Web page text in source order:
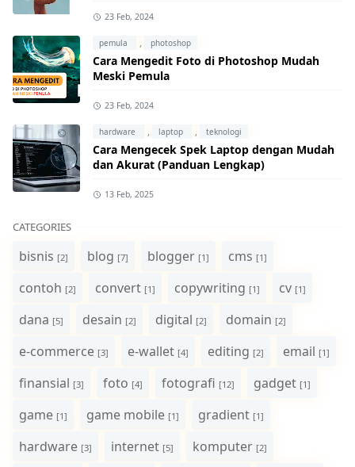
23 Feb, 2024
pemula , photoshop
Cara Mengedit Foto di Photoshop Mudah
Meski Pemula
23 Feb, 2024
hardware , laptop , teknologi
Cara Mengecek Spek Laptop dengan Mudah
dan Akurat (Panduan Lengkap)
13 Feb, 2025
CATEGORIES
bisnis [2] blog [7] blogger [1] cms [1]
contoh [2] convert [1] copywriting [1] cv [1]
dana [5] desain [2] digital [2] domain [2]
e-commerce [3] e-wallet [4] editing [2] email [1]
finansial [3] foto [4] fotografi [12] gadget [1]
game [1] game mobile [1] gradient [1]
hardware [3] internet [5] komputer [2]